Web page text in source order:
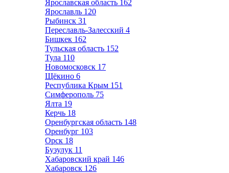
Ярославская область 162
Ярославль 120
Рыбинск 31
Переславль-Залесский 4
Бишкек 162
Тульская область 152
Тула 110
Новомосковск 17
Щёкино 6
Республика Крым 151
Симферополь 75
Ялта 19
Керчь 18
Оренбургская область 148
Оренбург 103
Орск 18
Бузулук 11
Хабаровский край 146
Хабаровск 126